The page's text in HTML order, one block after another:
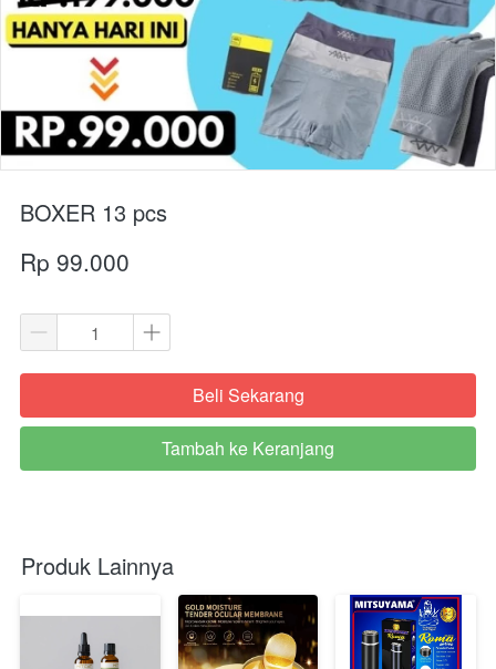
BOXER 13 pcs
Rp 99.000
`Beli Sekarang
`
Tambah ke Keranjang
Produk Lainnya